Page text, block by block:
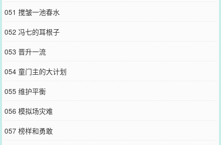
051 搅皱一池春水
052 冯七的耳根子
053 晋升一流
054 童门主的大计划
055 维护平衡
056 模拟场灾难
057 榜样和勇敢